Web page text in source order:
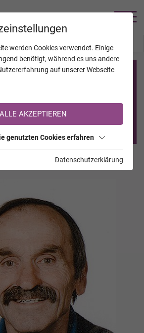
auf TrauerHilfe.it
auf TrauerHilfe.it registriert?
Registrierung <<
werden Cookies verwendet. Einige
benötigt, während es uns andere
auf unserer Webseite
ALLE AKZEPTIEREN
genutzten Cookies erfahren
Datenschutzerklärung
KALENDER VERSTORBENE